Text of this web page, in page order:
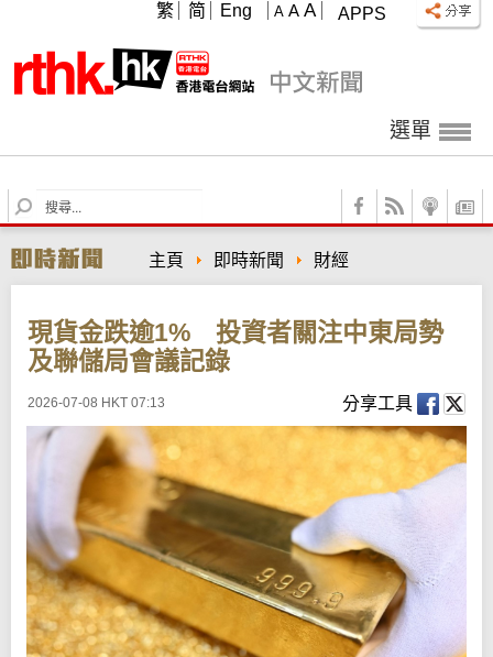
APPS
A A A
繁 简 Eng
選單
S
e
r
c
主頁 即時新聞 財經
現貨金跌逾1% 投資者關注中東局勢
及聯儲局會議記錄
2026-07-08 HKT 07:13 分享工具